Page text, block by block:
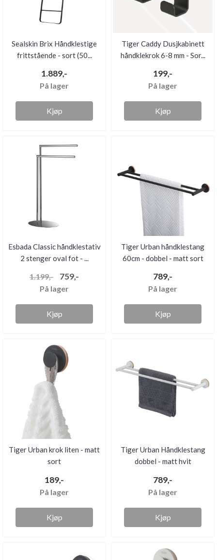
Sealskin Brix Håndklestige
frittstående - sort (50...
1.889,-
På lager
Kjøp
Tiger Caddy Dusjkabinett
håndklekrok 6-8 mm - Sor...
199,-
På lager
Kjøp
Esbada Classic håndklestativ
2 stenger oval fot - ...
1.199,- 759,-
På lager
Kjøp
Tiger Urban håndklestang
60cm - dobbel - matt sort
789,-
På lager
Kjøp
Tiger Urban krok liten - matt
sort
189,-
På lager
Kjøp
Tiger Urban Håndklestang
dobbel - matt hvit
789,-
På lager
Kjøp